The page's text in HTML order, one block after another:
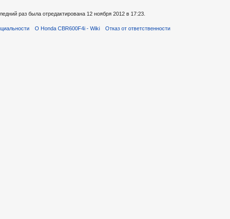
раз была отредактирована 12 ноября 2012 в 17:23.
О Honda CBR600F4i - Wiki Отказ от ответственности